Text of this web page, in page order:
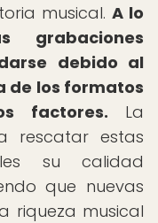
musical.A lo
debido al
de los formatos
factores. La
rescatar estas
su calidad
que nuevas
riqueza musical